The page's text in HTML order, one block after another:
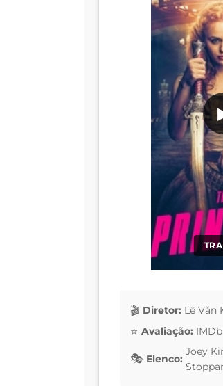
Diretor: Lê Văn
Avaliação:
Elenco:
Joey